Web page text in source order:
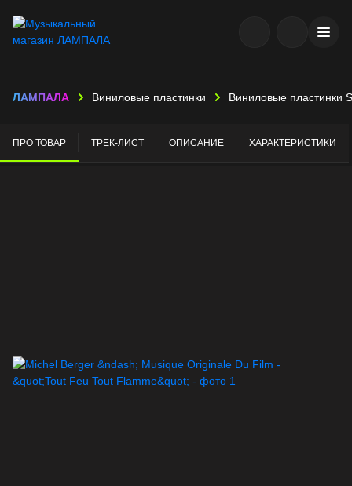
ЛАМПАЛА Виниловые пластинки Виниловые пластинки
ПРО ТОВАР ТРЕК-ЛИСТ ОПИСАНИЕ ХАРАКТЕРИСТИКИ